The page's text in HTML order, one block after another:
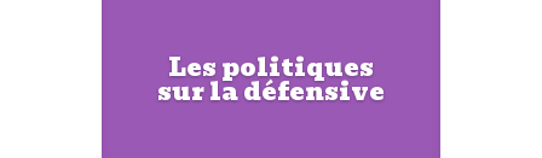
Les politiques
sur la défensive